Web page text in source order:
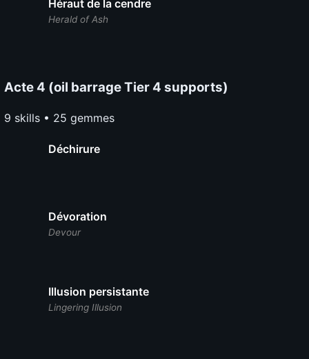
Héraut de la cendre
Herald of Ash
Acte 4 (oil barrage Tier 4 supports)
9 skills • 25 gemmes
Déchirure
Dévoration
Devour
Illusion persistante
Lingering Illusion